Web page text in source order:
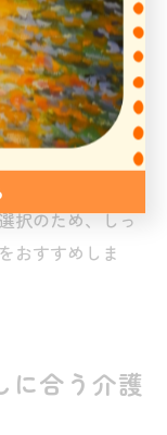
を集める際は、
た条件を整理し
相談しながら、
う。秋田県の由
温かみのある介
択のため、しっ
おすすめしま
に合う介護